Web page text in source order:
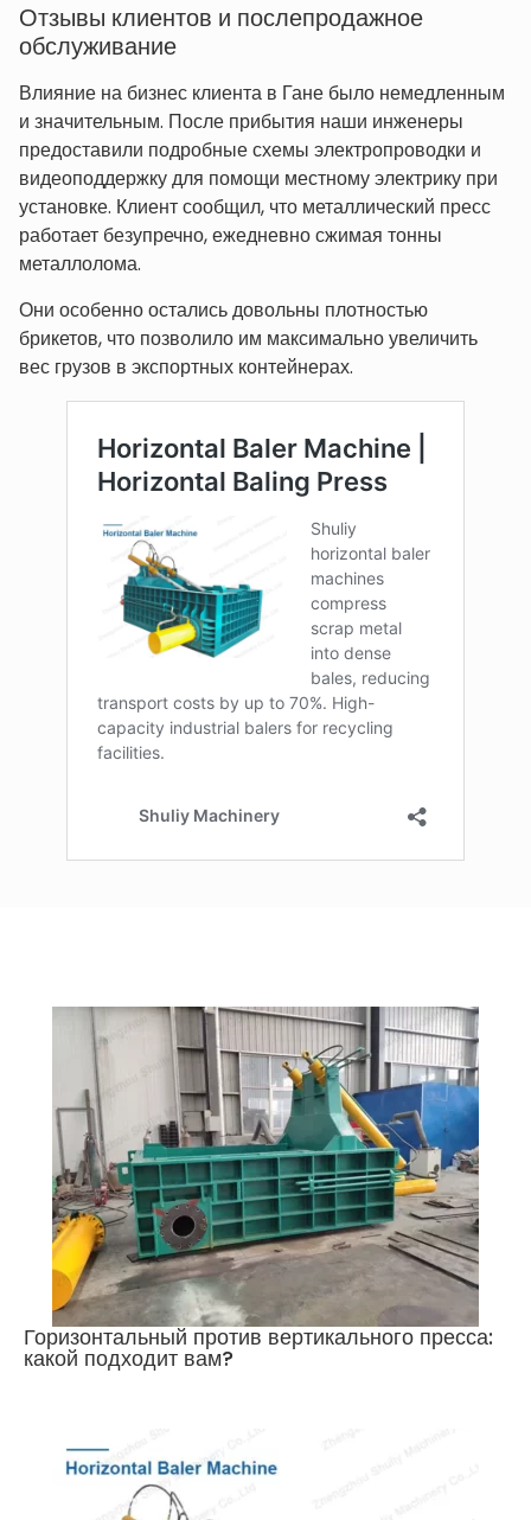
Отзывы клиентов и послепродажное
обслуживание
Влияние на бизнес клиента в Гане было немедленным
и значительным. После прибытия наши инженеры
предоставили подробные схемы электропроводки и
видеоподдержку для помощи местному электрику при
установке. Клиент сообщил, что металлический пресс
работает безупречно, ежедневно сжимая тонны
металлолома.
Они особенно остались довольны плотностью
брикетов, что позволило им максимально увеличить
вес грузов в экспортных контейнерах.
Горизонтальный против вертикального пресса:
какой подходит вам?